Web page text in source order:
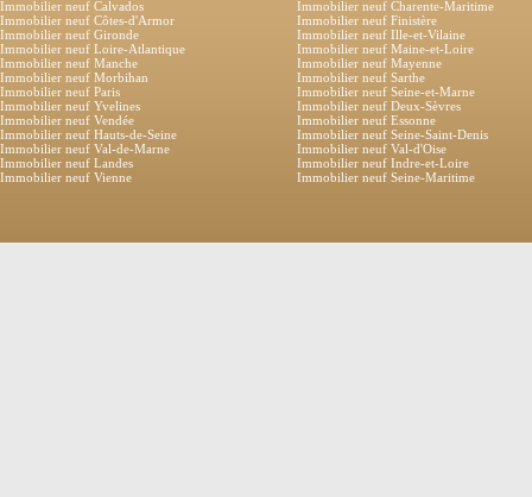
Immobilier neuf Calvados
Immobilier neuf Charente-Maritime
Immobilier neuf Côtes-d'Armor
Immobilier neuf Finistère
Immobilier neuf Gironde
Immobilier neuf Ille-et-Vilaine
Immobilier neuf Loire-Atlantique
Immobilier neuf Maine-et-Loire
Immobilier neuf Manche
Immobilier neuf Mayenne
Immobilier neuf Morbihan
Immobilier neuf Sarthe
Immobilier neuf Paris
Immobilier neuf Seine-et-Marne
Immobilier neuf Yvelines
Immobilier neuf Deux-Sèvres
Immobilier neuf Vendée
Immobilier neuf Essonne
Immobilier neuf Hauts-de-Seine
Immobilier neuf Seine-Saint-Denis
Immobilier neuf Val-de-Marne
Immobilier neuf Val-d'Oise
Immobilier neuf Landes
Immobilier neuf Indre-et-Loire
Immobilier neuf Vienne
Immobilier neuf Seine-Maritime